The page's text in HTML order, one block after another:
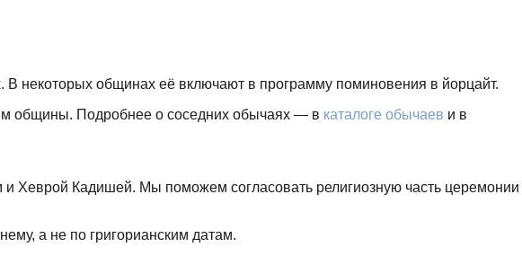
некоторых общинах её включают в программу поминовения в йорцайт.
общины. Подробнее о соседних обычаях — в каталоге обычаев и в
Хеврой Кадишей. Мы поможем согласовать религиозную часть церемонии
а не по григорианским датам.